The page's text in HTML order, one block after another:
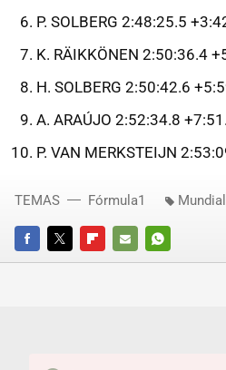
P. SOLBERG 2:48:25.5
K. RÄIKKÖNEN 2:50:36.4
H. SOLBERG 2:50:42.6
A. ARAÚJO 2:52:34.8
P. VAN MERKSTEIJN
FACEBOOKTWITTERFLIPBOARD
E-
WHATSAPP
TEMAS Fórmula1